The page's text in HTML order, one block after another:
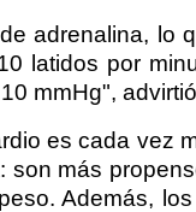
adrenalina, lo
latidos por
mmHg",
es cada vez
más
Además,